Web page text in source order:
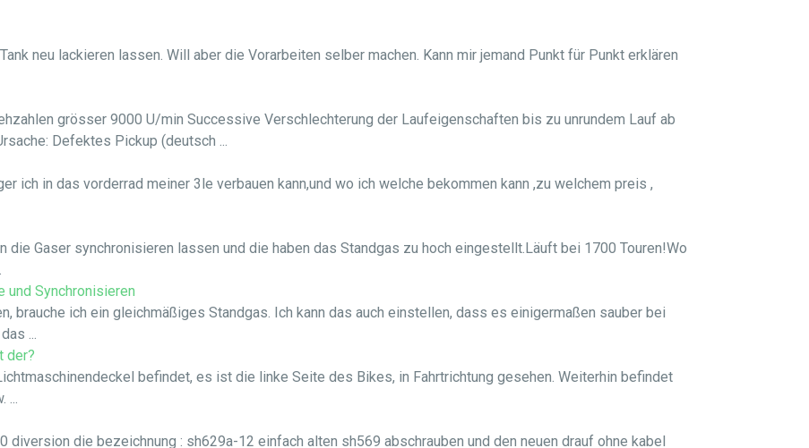
neu lackieren lassen. Will aber die Vorarbeiten selber machen. Kann mir jemand Punkt für Punkt erklären
grösser 9000 U/min Successive Verschlechterung der Laufeigenschaften bis zu unrundem Lauf ab
Defektes Pickup (deutsch ...
ich in das vorderrad meiner 3le verbauen kann,und wo ich welche bekommen kann ,zu welchem preis ,
die Gaser synchronisieren lassen und die haben das Standgas zu hoch eingestellt.Läuft bei 1700 Touren!Wo
und Synchronisieren
brauche ich ein gleichmäßiges Standgas. Ich kann das auch einstellen, dass es einigermaßen sauber bei
...
der?
befindet, es ist die linke Seite des Bikes, in Fahrtrichtung gesehen. Weiterhin befindet
diversion die bezeichnung : sh629a-12 einfach alten sh569 abschrauben und den neuen drauf ohne kabel